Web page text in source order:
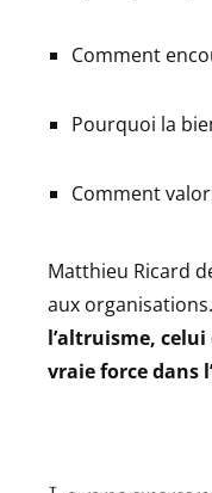
Comment
Pourquoi la
Comment
Matthieu Ricard
aux
l’altruisme,
vraie force dans